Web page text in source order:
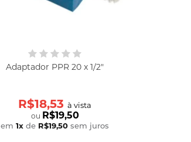
Adaptador PPR 20 x 1/2"
ou R$19,50
em 1x de R$19,50 sem juros
R$18,53 à vista